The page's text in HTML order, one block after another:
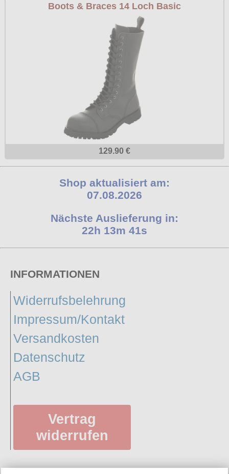
Boots & Braces 14 Loch Basic
129.90 €
Shop aktualisiert am:
07.08.2026
Nächste Auslieferung in:
22h 13m 40s
INFORMATIONEN
Widerrufsbelehrung
Impressum/Kontakt
Versandkosten
Datenschutz
AGB
Vertrag
widerrufen